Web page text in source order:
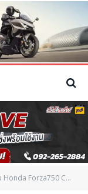
Custom Special Edition ราคา 439,900 บาท ชุดแต่งเต็มจาก H2C